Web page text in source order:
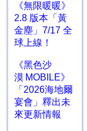
《無限暖暖》
2.8 版本「黃
金塵」7/17 全
球上線！
《黑色沙
漠 MOBILE》
「2026海地爾
宴會」釋出未
來更新情報